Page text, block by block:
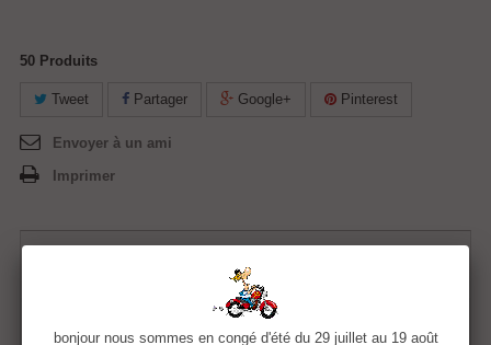
50 Produits
Tweet Partager Google+ Pinterest
Envoyer à un ami
Imprimer
Quantité
bonjour nous sommes en congé d'été du 29 juillet au 19 août